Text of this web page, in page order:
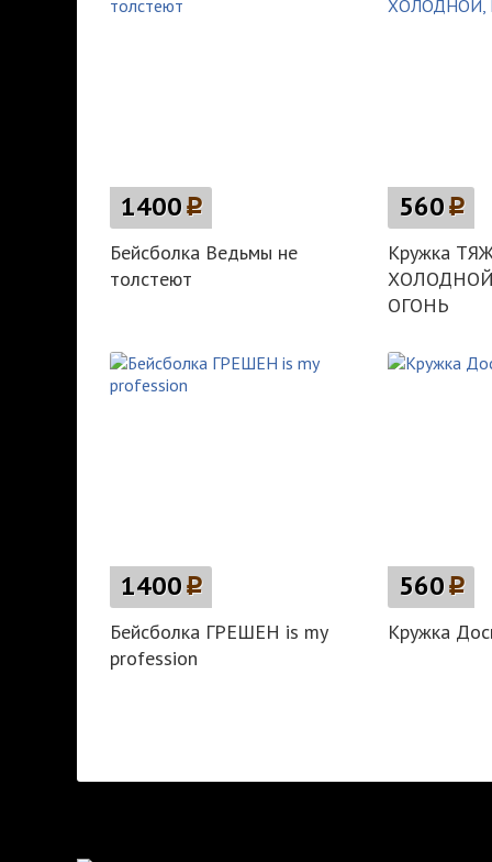
1400p
Бейсболка Ведьмы не
толстеют
560p
Кружка
ОГОНЬ
1400p
Бейсболка ГРЕШЕН is my
profession
560p
Кружка